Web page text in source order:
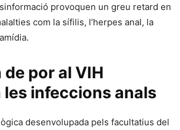
provoquen un greu retard en
com la sífilis, l’herpes anal, la
de por al VIH
infeccions anals
desenvolupada pels facultatius del